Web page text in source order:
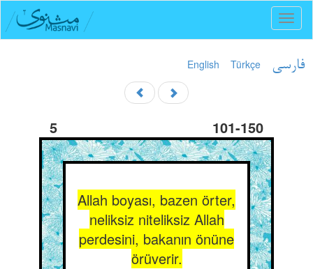
English Türkçe فارسی
5 101-150
Allah boyası, bazen örter,
neliksiz niteliksiz Allah
perdesini, bakanın önüne
örüverir.